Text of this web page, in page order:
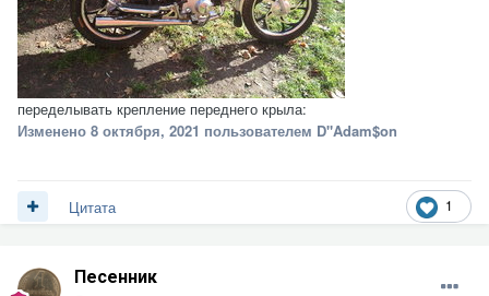
переделывать крепление переднего крыла:
Изменено 8 октября, 2021 пользователем D"Adam$on
1
Цитата
Песенник